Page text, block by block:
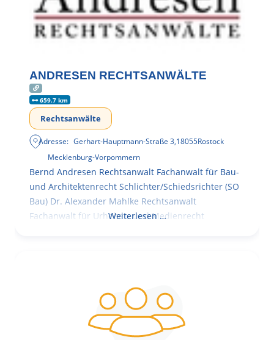
ANDRESEN RECHTSANWÄLTE
659.7 km
Rechtsanwälte
Adresse: Gerhart-Hauptmann-Straße 3,18055Rostock
Mecklenburg-Vorpommern
Bernd Andresen Rechtsanwalt Fachanwalt für Bau-
und Architektenrecht Schlichter/Schiedsrichter (SO
Bau) Dr. Alexander Mahlke Rechtsanwalt
Fachanwalt für Urheber- und Medienrecht
Weiterlesen …